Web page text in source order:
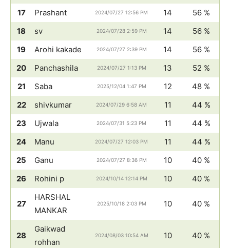
17
Prashant 2024/07/27 12:56 PM 14
56 %
18
sv 2024/07/28 2:59 PM 14
56 %
19
Arohi kakade 2024/07/27 2:39 PM 14
56 %
20
Panchashila 2024/07/27 1:13 PM 13
52 %
21
Saba 2025/12/04 1:47 PM 12
48 %
22
shivkumar 2024/07/29 6:58 AM 11
44 %
23
Ujwala 2024/07/31 5:23 PM 11
44 %
24
Manu 2024/07/27 12:03 PM 11
44 %
25
Ganu 2024/07/27 8:36 PM 10
40 %
26
Rohini p 2024/10/14 12:14 PM 10 40 %
27
HARSHAL
MANKAR
2025/10/18 2:03 PM 10 40 %
28
Gaikwad
rohhan
2024/08/03 10:54 AM 10 40 %